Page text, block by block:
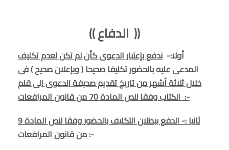
(( الدفاع ))
أولا:- ندفع بإعتبار الدعوى كأن لم تكن لعدم تكليف
المدعى عليه بالحضور تكليفا صحيحا ( وبإعلان صحيح ) فى
خلال ثلاثة أشهر من تاريخ تقديم صحيفة الدعوى الى قلم
الكتاب وفقا لنص المادة 70 من قانون المرافعات :-
ثانيا :- الدفع ببطلان التكليف بالحضور وفقا لنص المادة 9
من قانون المرافعات :-